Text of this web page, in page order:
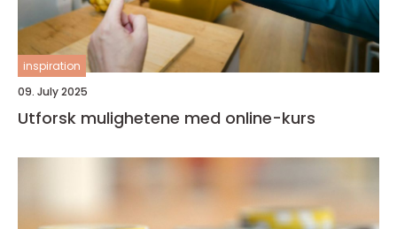
inspiration
09. July 2025
Utforsk mulighetene med online-kurs